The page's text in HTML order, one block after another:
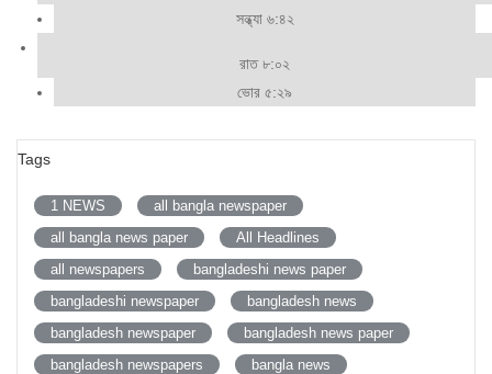
সন্ধ্যা ৬:৪২
রাত ৮:০২
ভোর ৫:২৯
Tags
1 NEWS
all bangla newspaper
all bangla news paper
All Headlines
all newspapers
bangladeshi news paper
bangladeshi newspaper
bangladesh news
bangladesh newspaper
bangladesh news paper
bangladesh newspapers
bangla news